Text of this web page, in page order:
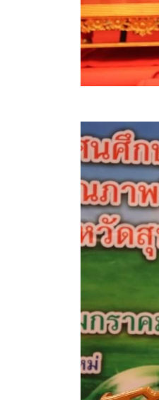
VDO Present
ประกาศแผนการจัด
รายงานผลการจัดซื้
สรุปผลการดำเนินง
ประกาศผู้ชนะการเส
ประกาศราคากลาง
ประกาศเชิญชวนปร
ยกเลิกประกาศเชิญช
ยกเลิกประกาศผู้ชนะ